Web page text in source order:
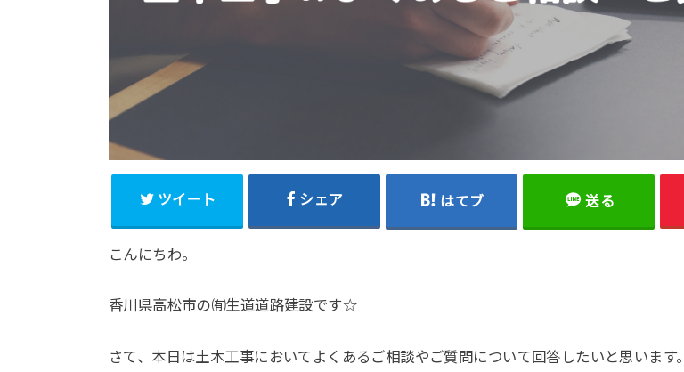
ツイート シェア はてブ 送る
こんにちわ。
香川県高松市の㈲生道道路建設です☆
さて、本日は土木工事においてよくあるご相談やご質問 について回答したいと思います。